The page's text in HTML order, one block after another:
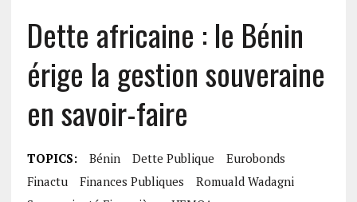
Dette africaine : le Bénin
érige la gestion souveraine
en savoir-faire
TOPICS: Bénin Dette Publique
Eurobonds
Finactu
Finances Publiques
Romuald Wadagni